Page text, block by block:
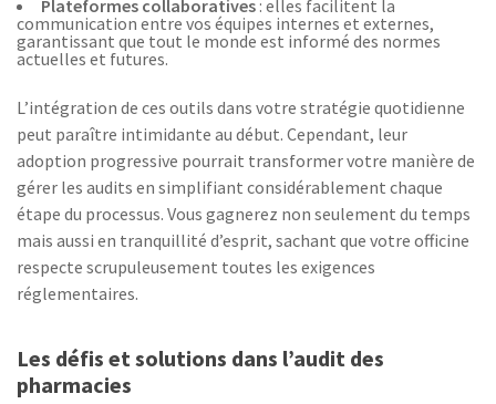
Plateformes collaboratives : elles facilitent la
communication entre vos équipes internes et externes,
garantissant que tout le monde est informé des normes
actuelles et futures.
L’intégration de ces outils dans votre stratégie quotidienne
peut paraître intimidante au début. Cependant, leur
adoption progressive pourrait transformer votre manière de
gérer les audits en simplifiant considérablement chaque
étape du processus. Vous gagnerez non seulement du temps
mais aussi en tranquillité d’esprit, sachant que votre officine
respecte scrupuleusement toutes les exigences
réglementaires.
Les défis et solutions dans l’audit des
pharmacies